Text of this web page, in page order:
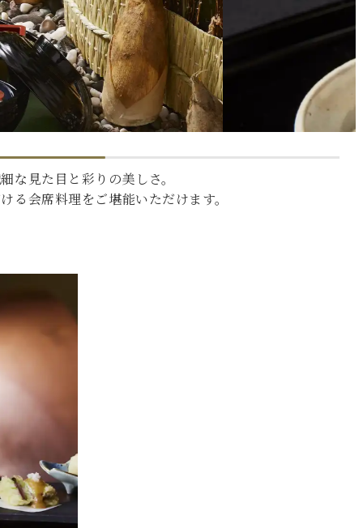
な見た目と彩りの美しさ。
会席料理をご堪能いただけます。